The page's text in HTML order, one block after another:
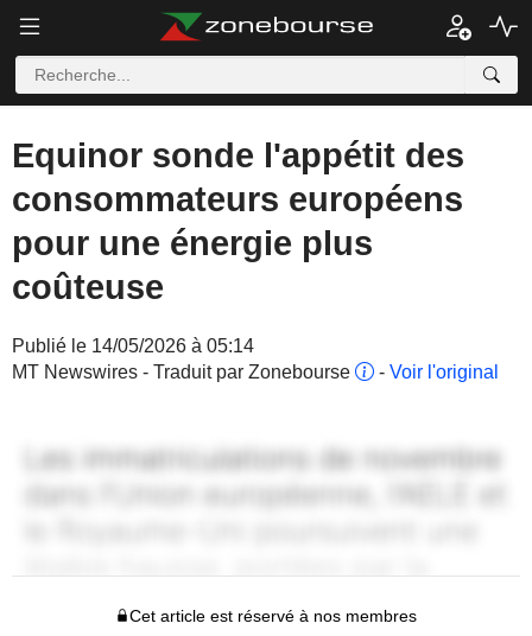
Equinor sonde l'appétit des
consommateurs européens
pour une énergie plus
coûteuse
Publié le 14/05/2026 à 05:14
MT Newswires - Traduit par Zonebourse
- Voir l'original
Cet article est réservé à nos membres